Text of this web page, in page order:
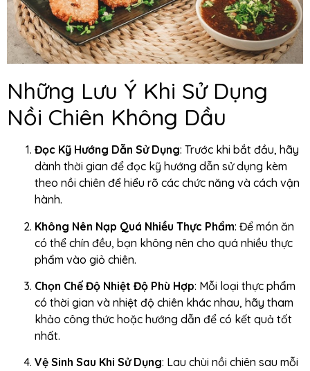
Những Lưu Ý Khi Sử Dụng
Nồi Chiên Không Dầu
Đọc Kỹ Hướng Dẫn Sử Dụng: Trước khi bắt đầu, hãy
dành thời gian để đọc kỹ hướng dẫn sử dụng kèm
theo nồi chiên để hiểu rõ các chức năng và cách vận
hành.
Không Nên Nạp Quá Nhiều Thực Phẩm: Để món ăn
có thể chín đều, bạn không nên cho quá nhiều thực
phẩm vào giỏ chiên.
Chọn Chế Độ Nhiệt Độ Phù Hợp: Mỗi loại thực phẩm
có thời gian và nhiệt độ chiên khác nhau, hãy tham
khảo công thức hoặc hướng dẫn để có kết quả tốt
nhất.
Vệ Sinh Sau Khi Sử Dụng: Lau chùi nồi chiên sau mỗi